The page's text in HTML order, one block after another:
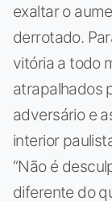
exaltar o
derrotado.
vitória a todo
atrapalhados
adversário e
interior
“Não é
diferente do